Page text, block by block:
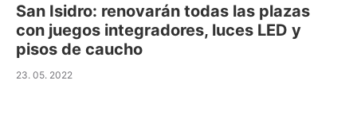
San Isidro: renovarán todas las plazas
con juegos integradores, luces LED y
pisos de caucho
23. 05. 2022